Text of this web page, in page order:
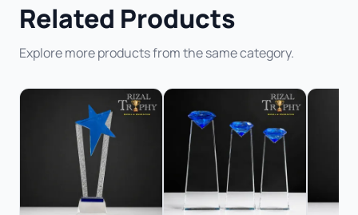
Related Products
Explore more products from the same category.